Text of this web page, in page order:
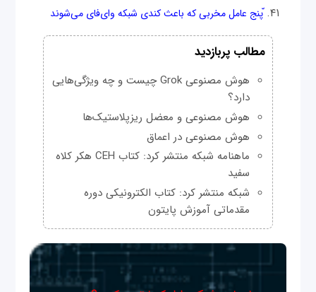
ّپنج عامل مخربی که باعث کندی شبکه وای‌فای می‌شوند
مطالب پربازدید
هوش مصنوعی Grok چیست و چه ویژگی‌هایی
دارد؟
هوش مصنوعی و معضل ریزپلاستیک‌ها
هوش مصنوعی در اعماق
ماهنامه شبکه منتشر کرد: کتاب CEH هکر کلاه
سفید
شبکه منتشر کرد: کتاب الکترونیکی دوره
مقدماتی آموزش پایتون